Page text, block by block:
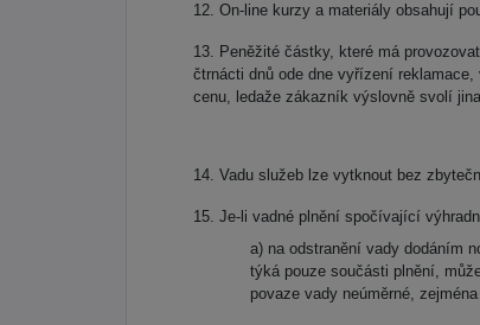
On-line kurzy a materiály obsahují
Peněžité částky, které má
čtrnácti dnů ode dne vyřízení
cenu, ledaže zákazník výslovně svolí
Vadu služeb lze vytknout bez
Je-li vadné plnění spočívající
a) na odstranění vady dodáním
týká pouze součásti plnění,
povaze vady neúměrné,